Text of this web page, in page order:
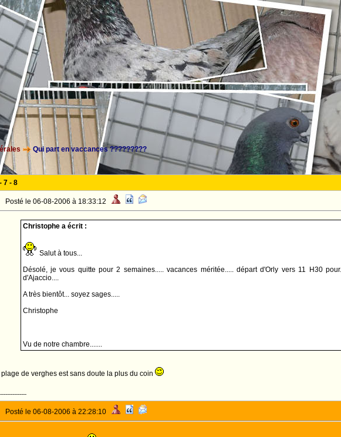
Qui part en vaccances ?????????
7- 8
Posté le 06-08-2006 à 18:33:12
Christophe a écrit :
Salut à tous...
Désolé, je vous quitte pour 2 semaines..... vacances méritée..... départ d'Orly vers 11 H30
d'Ajaccio....
A très bientôt... soyez sages.....
Christophe
Vu de notre chambre.......
plage de verghes est sans doute la plus du coin
Posté le 06-08-2006 à 22:28:10